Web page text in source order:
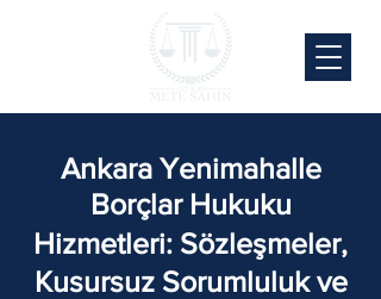
Ankara Yenimahalle
Borçlar Hukuku
Hizmetleri: Sözleşmeler,
Kusursuz Sorumluluk ve